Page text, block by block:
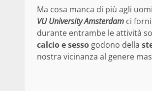
Ma cosa manca di più agli
VU University Amsterdam ci
durante entrambe le attività
calcio e sesso godono della
nostra vicinanza al genere